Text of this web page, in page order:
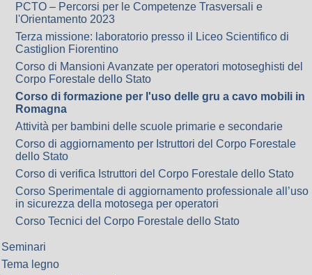
PCTO – Percorsi per le Competenze Trasversali e
l'Orientamento 2023
Terza missione: laboratorio presso il Liceo Scientifico di
Castiglion Fiorentino
Corso di Mansioni Avanzate per operatori motoseghisti del
Corpo Forestale dello Stato
Corso di formazione per l'uso delle gru a cavo mobili in
Romagna
Attività per bambini delle scuole primarie e secondarie
Corso di aggiornamento per Istruttori del Corpo Forestale
dello Stato
Corso di verifica Istruttori del Corpo Forestale dello Stato
Corso Sperimentale di aggiornamento professionale all’uso
in sicurezza della motosega per operatori
Corso Tecnici del Corpo Forestale dello Stato
Seminari
Tema legno